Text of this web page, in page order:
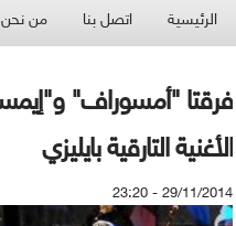
الرئيسية اتصل بنا من
فرقتا "أمسوراف"
الأغنية التارقية بايليزي
29/11/2014 - 23:20